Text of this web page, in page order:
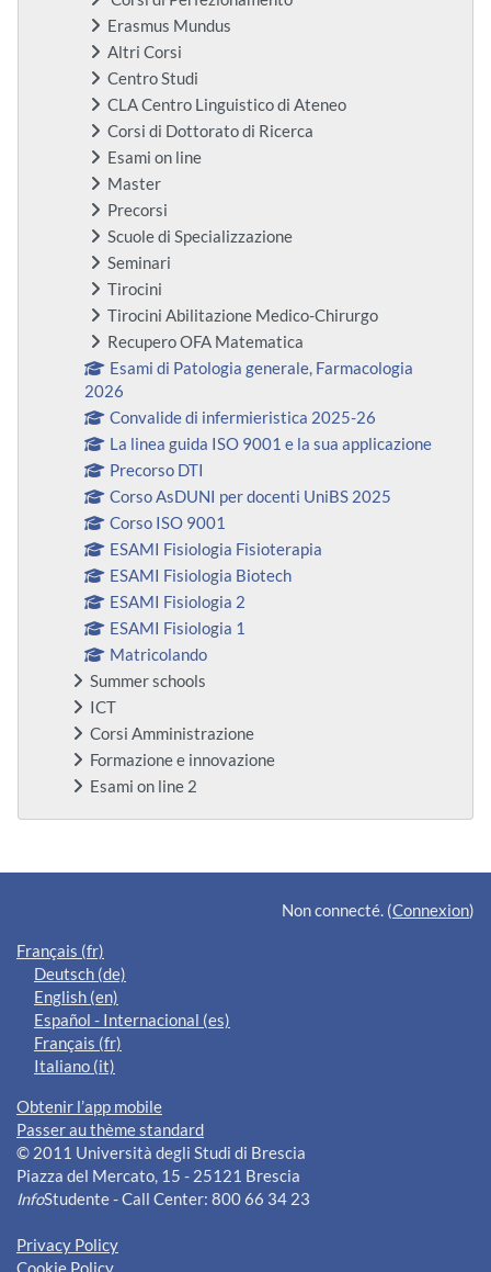
Erasmus Mundus
Altri Corsi
Centro Studi
CLA Centro Linguistico di Ateneo
Corsi di Dottorato di Ricerca
Esami on line
Master
Precorsi
Scuole di Specializzazione
Seminari
Tirocini
Tirocini Abilitazione Medico-Chirurgo
Recupero OFA Matematica
Esami di Patologia generale, Farmacologia
2026
Convalide di infermieristica 2025-26
La linea guida ISO 9001 e la sua applicazione
Precorso DTI
Corso AsDUNI per docenti UniBS 2025
Corso ISO 9001
ESAMI Fisiologia Fisioterapia
ESAMI Fisiologia Biotech
ESAMI Fisiologia 2
ESAMI Fisiologia 1
Matricolando
Summer schools
ICT
Corsi Amministrazione
Formazione e innovazione
Esami on line 2
Blocs supplémentaires
Non connecté. (Connexion)
Français ‎(fr)‎
Deutsch ‎(de)‎
English ‎(en)‎
Español - Internacional ‎(es)‎
Français ‎(fr)‎
Italiano ‎(it)‎
Obtenir l’app mobile
Passer au thème standard
© 2011 Università degli Studi di Brescia
Piazza del Mercato, 15 - 25121 Brescia
InfoStudente - Call Center: 800 66 34 23
Privacy Policy
Cookie Policy